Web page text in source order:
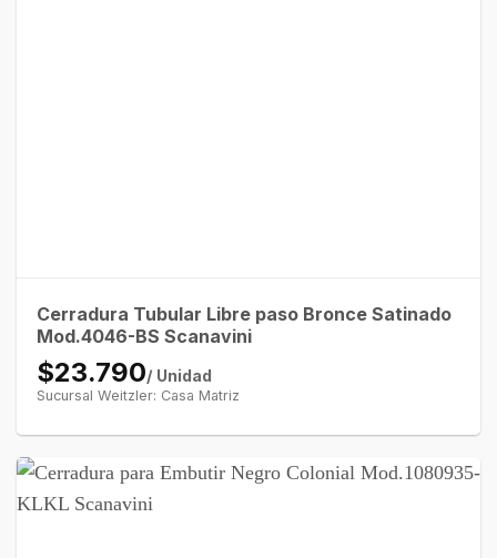
Cerradura Tubular Libre paso Bronce Satinado
Mod.4046-BS Scanavini
$23.790/ Unidad
Sucursal Weitzler: Casa Matriz